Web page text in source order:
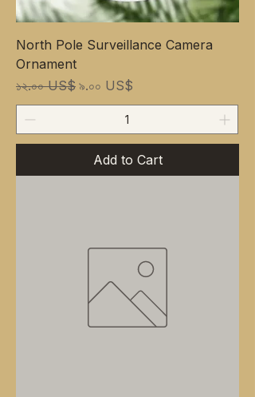
North Pole Surveillance Camera
Ornament
Regular Price
১২.০০ US$ Sale Price
৯.০০ US$
Add to Cart